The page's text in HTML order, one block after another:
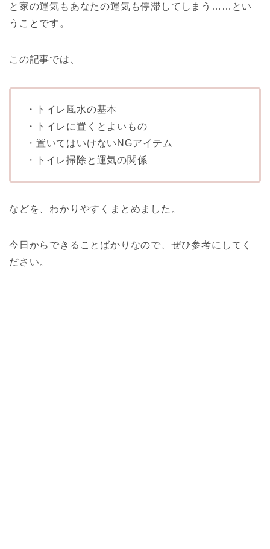
と家の運気もあなたの運気も停滞してしまう……とい
うことです。
この記事では、
・トイレ風水の基本
・トイレに置くとよいもの
・置いてはいけないNGアイテム
・トイレ掃除と運気の関係
などを、わかりやすくまとめました。
今日からできることばかりなので、ぜひ参考にしてく
ださい。